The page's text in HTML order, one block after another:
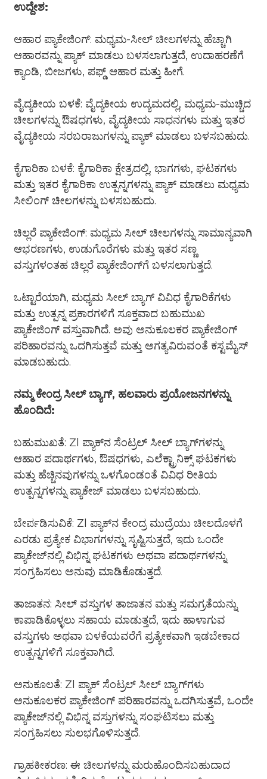
ಉದ್ದೇಶ:
ಆಹಾರ ಪ್ಯಾಕೇಜಿಂಗ್: ಮಧ್ಯಮ-ಸೀಲ್ ಚೀಲಗಳನ್ನು ಹೆಚ್ಚಾಗಿ
ಆಹಾರವನ್ನು ಪ್ಯಾಕ್ ಮಾಡಲು ಬಳಸಲಾಗುತ್ತದೆ, ಉದಾಹರಣೆಗೆ
ಕ್ಯಾಂಡಿ, ಬೀಜಗಳು, ಪಫ್ಡ್ ಆಹಾರ ಮತ್ತು ಹೀಗೆ.
ವೈದ್ಯಕೀಯ ಬಳಕೆ: ವೈದ್ಯಕೀಯ ಉದ್ಯಮದಲ್ಲಿ, ಮಧ್ಯಮ-ಮುಚ್ಚಿದ
ಚೀಲಗಳನ್ನು ಔಷಧಗಳು, ವೈದ್ಯಕೀಯ ಸಾಧನಗಳು ಮತ್ತು ಇತರ
ವೈದ್ಯಕೀಯ ಸರಬರಾಜುಗಳನ್ನು ಪ್ಯಾಕ್ ಮಾಡಲು ಬಳಸಬಹುದು.
ಕೈಗಾರಿಕಾ ಬಳಕೆ: ಕೈಗಾರಿಕಾ ಕ್ಷೇತ್ರದಲ್ಲಿ, ಭಾಗಗಳು, ಘಟಕಗಳು
ಮತ್ತು ಇತರ ಕೈಗಾರಿಕಾ ಉತ್ಪನ್ನಗಳನ್ನು ಪ್ಯಾಕ್ ಮಾಡಲು ಮಧ್ಯಮ
ಸೀಲಿಂಗ್ ಚೀಲಗಳನ್ನು ಬಳಸಬಹುದು.
ಚಿಲ್ಲರೆ ಪ್ಯಾಕೇಜಿಂಗ್: ಮಧ್ಯಮ ಸೀಲ್ ಚೀಲಗಳನ್ನು ಸಾಮಾನ್ಯವಾಗಿ
ಆಭರಣಗಳು, ಉಡುಗೊರೆಗಳು ಮತ್ತು ಇತರ ಸಣ್ಣ
ವಸ್ತುಗಳಂತಹ ಚಿಲ್ಲರೆ ಪ್ಯಾಕೇಜಿಂಗ್‌ಗೆ ಬಳಸಲಾಗುತ್ತದೆ.
ಒಟ್ಟಾರೆಯಾಗಿ, ಮಧ್ಯಮ ಸೀಲ್ ಬ್ಯಾಗ್ ವಿವಿಧ ಕೈಗಾರಿಕೆಗಳು
ಮತ್ತು ಉತ್ಪನ್ನ ಪ್ರಕಾರಗಳಿಗೆ ಸೂಕ್ತವಾದ ಬಹುಮುಖ
ಪ್ಯಾಕೇಜಿಂಗ್ ವಸ್ತುವಾಗಿದೆ. ಅವು ಅನುಕೂಲಕರ ಪ್ಯಾಕೇಜಿಂಗ್
ಪರಿಹಾರವನ್ನು ಒದಗಿಸುತ್ತವೆ ಮತ್ತು ಅಗತ್ಯವಿರುವಂತೆ ಕಸ್ಟಮೈಸ್
ಮಾಡಬಹುದು.
ನಮ್ಮ ಕೇಂದ್ರ ಸೀಲ್ ಬ್ಯಾಗ್, ಹಲವಾರು ಪ್ರಯೋಜನಗಳನ್ನು
ಹೊಂದಿದೆ:
ಬಹುಮುಖತೆ: Zl ಪ್ಯಾಕ್‌ನ ಸೆಂಟ್ರಲ್ ಸೀಲ್ ಬ್ಯಾಗ್‌ಗಳನ್ನು
ಆಹಾರ ಪದಾರ್ಥಗಳು, ಔಷಧಗಳು, ಎಲೆಕ್ಟ್ರಾನಿಕ್ಸ್ ಘಟಕಗಳು
ಮತ್ತು ಹೆಚ್ಚಿನವುಗಳನ್ನು ಒಳಗೊಂಡಂತೆ ವಿವಿಧ ರೀತಿಯ
ಉತ್ಪನ್ನಗಳನ್ನು ಪ್ಯಾಕೇಜ್ ಮಾಡಲು ಬಳಸಬಹುದು.
ಬೇರ್ಪಡಿಸುವಿಕೆ: Zl ಪ್ಯಾಕ್‌ನ ಕೇಂದ್ರ ಮುದ್ರೆಯು ಚೀಲದೊಳಗೆ
ಎರಡು ಪ್ರತ್ಯೇಕ ವಿಭಾಗಗಳನ್ನು ಸೃಷ್ಟಿಸುತ್ತದೆ, ಇದು ಒಂದೇ
ಪ್ಯಾಕೇಜ್‌ನಲ್ಲಿ ವಿಭಿನ್ನ ಘಟಕಗಳು ಅಥವಾ ಪದಾರ್ಥಗಳನ್ನು
ಸಂಗ್ರಹಿಸಲು ಅನುವು ಮಾಡಿಕೊಡುತ್ತದೆ.
ತಾಜಾತನ: ಸೀಲ್ ವಸ್ತುಗಳ ತಾಜಾತನ ಮತ್ತು ಸಮಗ್ರತೆಯನ್ನು
ಕಾಪಾಡಿಕೊಳ್ಳಲು ಸಹಾಯ ಮಾಡುತ್ತದೆ, ಇದು ಹಾಳಾಗುವ
ವಸ್ತುಗಳು ಅಥವಾ ಬಳಕೆಯವರೆಗೆ ಪ್ರತ್ಯೇಕವಾಗಿ ಇಡಬೇಕಾದ
ಉತ್ಪನ್ನಗಳಿಗೆ ಸೂಕ್ತವಾಗಿದೆ.
ಅನುಕೂಲತೆ: Zl ಪ್ಯಾಕ್ ಸೆಂಟ್ರಲ್ ಸೀಲ್ ಬ್ಯಾಗ್‌ಗಳು
ಅನುಕೂಲಕರ ಪ್ಯಾಕೇಜಿಂಗ್ ಪರಿಹಾರವನ್ನು ಒದಗಿಸುತ್ತವೆ, ಒಂದೇ
ಪ್ಯಾಕೇಜ್‌ನಲ್ಲಿ ವಿಭಿನ್ನ ವಸ್ತುಗಳನ್ನು ಸಂಘಟಿಸಲು ಮತ್ತು
ಸಂಗ್ರಹಿಸಲು ಸುಲಭಗೊಳಿಸುತ್ತದೆ.
ಗ್ರಾಹಕೀಕರಣ: ಈ ಚೀಲಗಳನ್ನು ಮರುಹೊಂದಿಸಬಹುದಾದ